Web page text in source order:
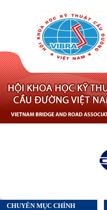
CHUYÊN MỤC CHÍNH